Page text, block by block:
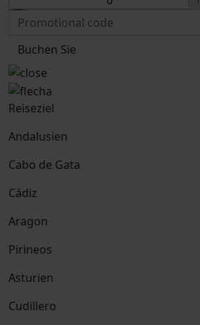
Buchen Sie
Reiseziel
Andalusien
Cabo de Gata
Cádiz
Aragon
Pirineos
Asturien
Cudillero